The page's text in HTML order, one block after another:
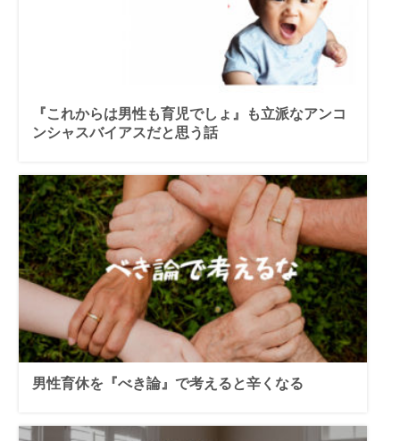
『これからは男性も育児でしょ』も立派なアンコ
ンシャスバイアスだと思う話
男性育休を『べき論』で考えると辛くなる